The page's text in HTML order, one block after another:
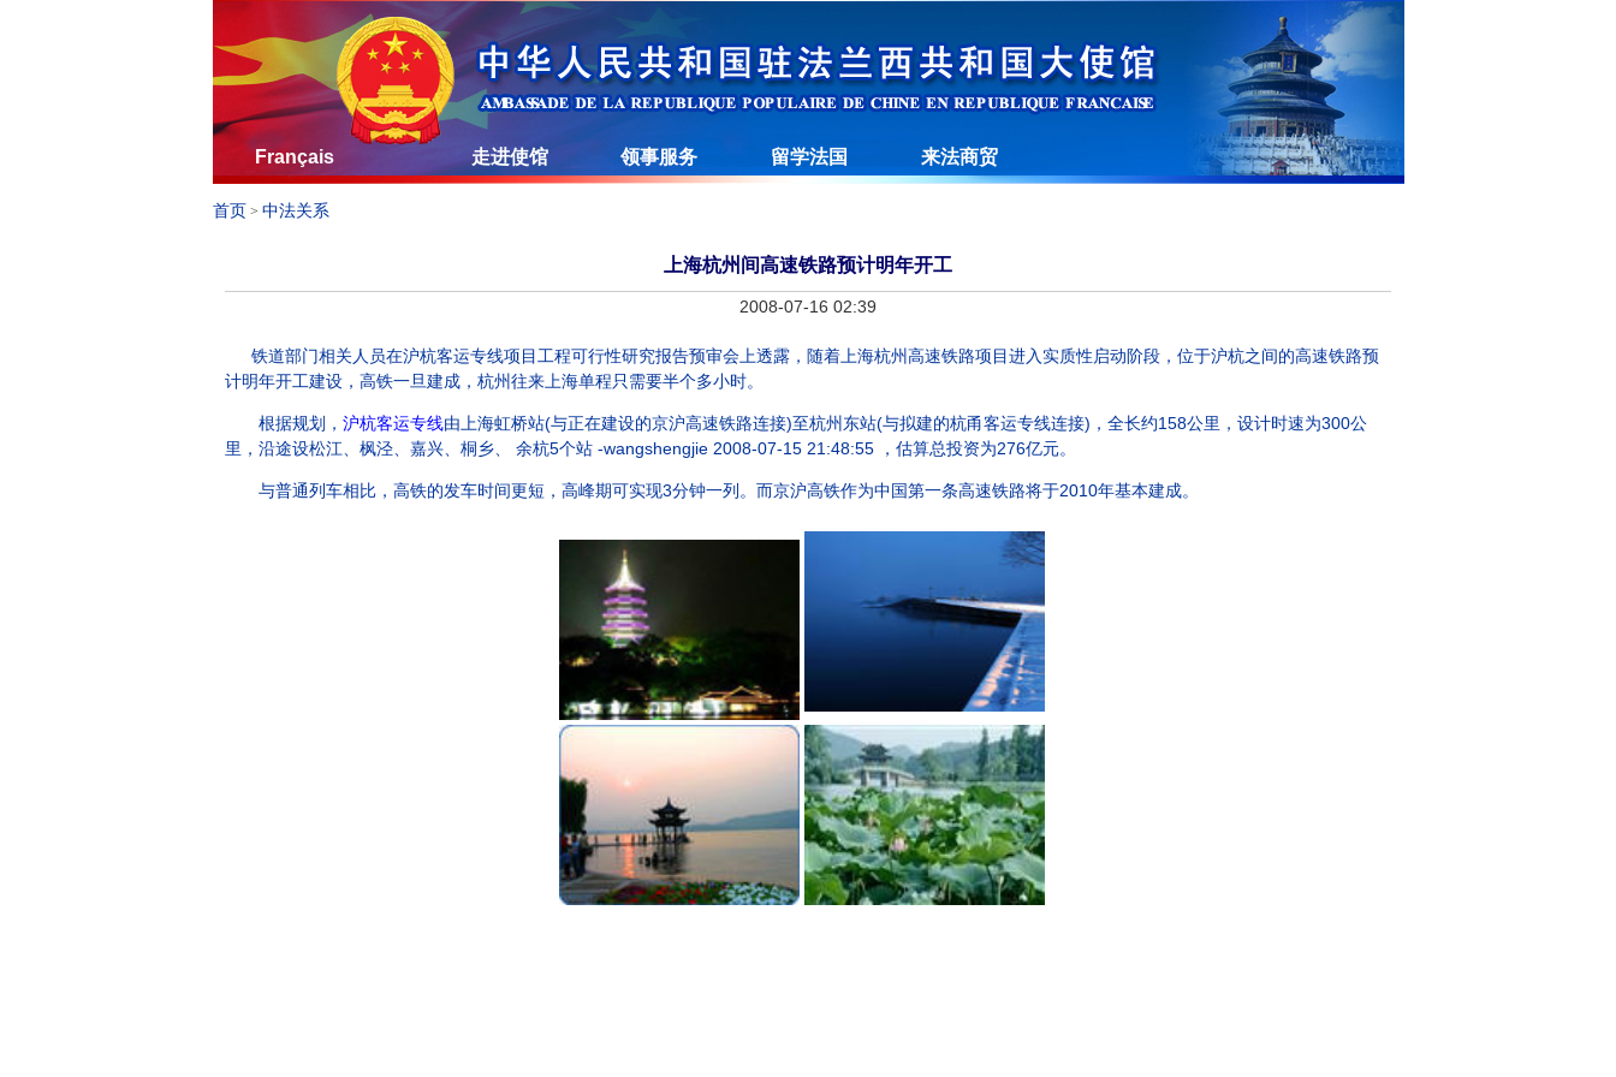
Français 走进使馆 领事服务 留学法国 来法商贸
首页 > 中法关系
上海杭州间高速铁路预计明年开工
2008-07-16 02:39
铁道部门相关人员在沪杭客运专线项目工程可行性研究报告预审会上透露，随着上海杭州高速铁路项目进入实质性启动阶段，位于沪杭之间的高速铁路预
计明年开工建设，高铁一旦建成，杭州往来上海单程只需要半个多小时。
根据规划， 沪杭客运专线由上海虹桥站(与正在建设的京沪高速铁路连接)至杭州东站(与拟建的杭甬客运专线连接)，全长约158公里，设计时速为300公
里，沿途设松江、枫泾、嘉兴、桐乡、 余杭5个站 -wangshengjie 2008-07-15 21:48:55 ，估算总投资为276亿元。
与普通列车相比，高铁的发车时间更短，高峰期可实现3分钟一列。而京沪高铁作为中国第一条高速铁路将于2010年基本建成。